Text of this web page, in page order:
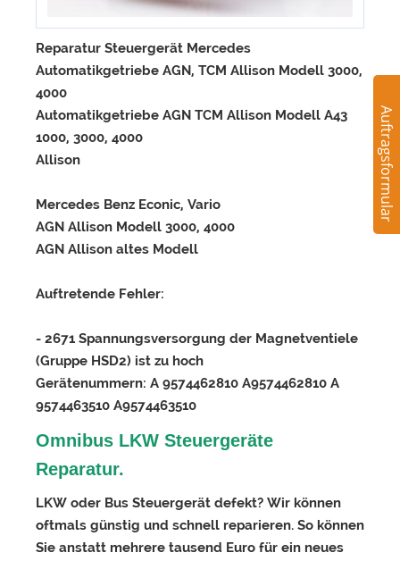
Reparatur Steuergerät Mercedes
Automatikgetriebe AGN, TCM Allison Modell 3000,
4000
Automatikgetriebe AGN TCM Allison Modell A43
1000, 3000, 4000
Allison
Mercedes Benz Econic, Vario
AGN Allison Modell 3000, 4000
AGN Allison altes Modell
Auftretende Fehler:
- 2671 Spannungsversorgung der Magnetventiele
(Gruppe HSD2) ist zu hoch
Gerätenummern: A 9574462810 A9574462810 A
9574463510 A9574463510
Omnibus LKW Steuergeräte
Reparatur.
LKW oder Bus Steuergerät defekt? Wir können
oftmals günstig und schnell reparieren. So können
Sie anstatt mehrere tausend Euro für ein neues
Auftragsformular